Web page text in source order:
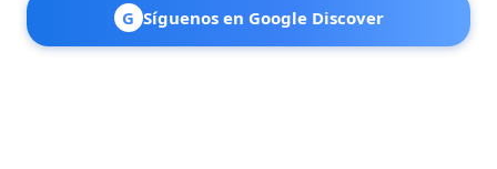
G Síguenos en Google Discover